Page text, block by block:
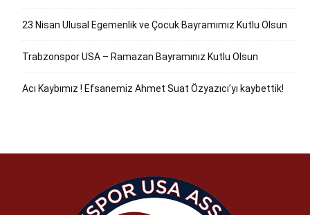
23 Nisan Ulusal Egemenlik ve Çocuk Bayramımız Kutlu Olsun
Trabzonspor USA – Ramazan Bayramınız Kutlu Olsun
Acı Kaybımız ! Efsanemiz Ahmet Suat Özyazıcı’yı kaybettik!